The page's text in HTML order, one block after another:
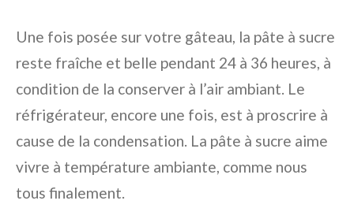
Une fois posée sur votre gâteau, la pâte à sucre
reste fraîche et belle pendant 24 à 36 heures, à
condition de la conserver à l’air ambiant. Le
réfrigérateur, encore une fois, est à proscrire à
cause de la condensation. La pâte à sucre aime
vivre à température ambiante, comme nous
tous finalement.